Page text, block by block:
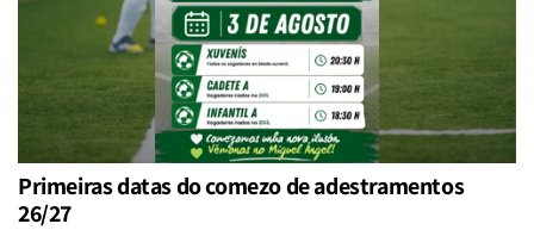
Primeiras datas do comezo de adestramentos
26/27